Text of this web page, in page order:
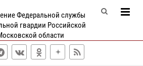
Федеральной службы
гвардии Российской
области